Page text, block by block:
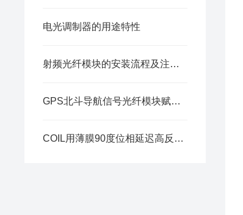
电光调制器的用途特性
射频光纤模块的安装流程及注意事项
GPS北斗导航信号光纤模块赋能全场景导航
COIL用薄膜90度位相延迟高反射镜的研制